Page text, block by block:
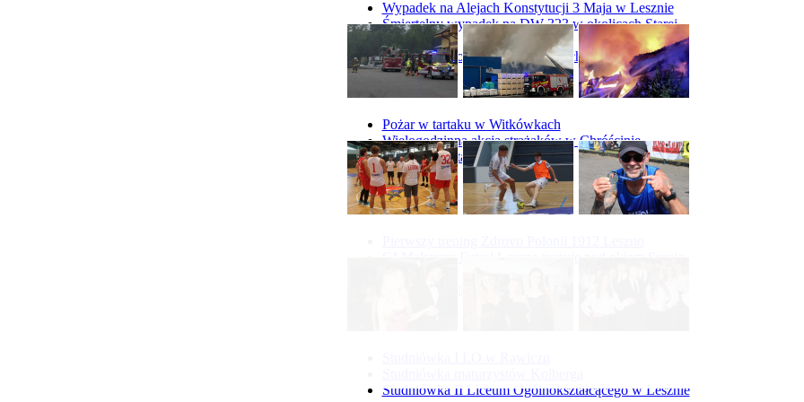
Wypadek na Alejach Konstytucji 3 Maja w Lesznie
Śmiertelny wypadek na DW 323 w okolicach Starej
Góry
Wypadek na obwodnicy Święciechowy
Pożar w tartaku w Witkówkach
Wielogodzinna akcja strażaków w Chróścinie
Pożar hali tartaku w Racocie
Studniówka II Liceum Ogólnokształcącego w Lesznie